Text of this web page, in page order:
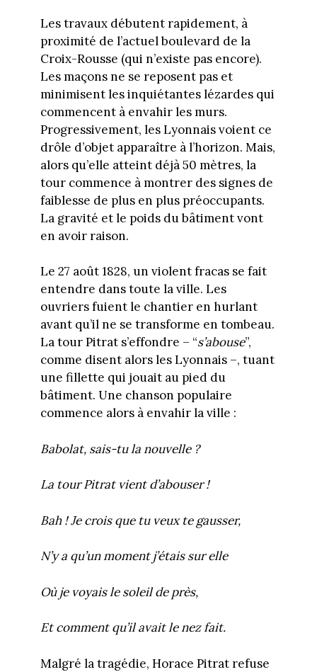
Les travaux débutent rapidement, à
proximité de l’actuel boulevard de la
Croix-Rousse (qui n’existe pas encore).
Les maçons ne se reposent pas et
minimisent les inquiétantes lézardes qui
commencent à envahir les murs.
Progressivement, les Lyonnais voient ce
drôle d’objet apparaître à l’horizon. Mais,
alors qu’elle atteint déjà 50 mètres, la
tour commence à montrer des signes de
faiblesse de plus en plus préoccupants.
La gravité et le poids du bâtiment vont
en avoir raison.
Le 27 août 1828, un violent fracas se fait
entendre dans toute la ville. Les
ouvriers fuient le chantier en hurlant
avant qu’il ne se transforme en tombeau.
La tour Pitrat s’effondre – “s’abouse”,
comme disent alors les Lyonnais –, tuant
une fillette qui jouait au pied du
bâtiment. Une chanson populaire
commence alors à envahir la ville :
Babolat, sais-tu la nouvelle ?
La tour Pitrat vient d’abouser !
Bah ! Je crois que tu veux te gausser,
N’y a qu’un moment j’étais sur elle
Où je voyais le soleil de près,
Et comment qu’il avait le nez fait.
Malgré la tragédie, Horace Pitrat refuse